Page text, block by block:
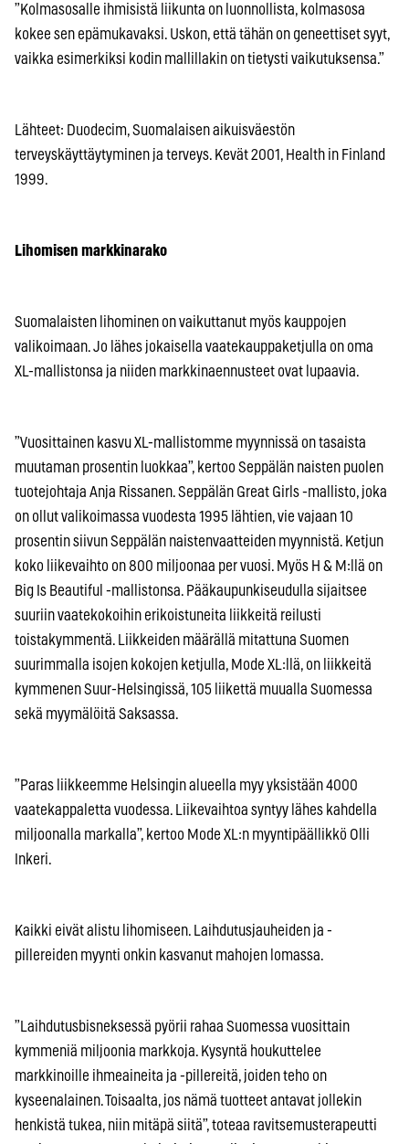
”Kolmasosalle ihmisistä liikunta on luonnollista, kolmasosa
kokee sen epämukavaksi. Uskon, että tähän on geneettiset syyt,
vaikka esimerkiksi kodin mallillakin on tietysti vaikutuksensa.”
Lähteet: Duodecim, Suomalaisen aikuisväestön
terveyskäyttäytyminen ja terveys. Kevät 2001, Health in Finland
1999.
Lihomisen markkinarako
Suomalaisten lihominen on vaikuttanut myös kauppojen
valikoimaan. Jo lähes jokaisella vaatekauppaketjulla on oma
XL-mallistonsa ja niiden markkinaennusteet ovat lupaavia.
”Vuosittainen kasvu XL-mallistomme myynnissä on tasaista
muutaman prosentin luokkaa”, kertoo Seppälän naisten puolen
tuotejohtaja Anja Rissanen. Seppälän Great Girls -mallisto, joka
on ollut valikoimassa vuodesta 1995 lähtien, vie vajaan 10
prosentin siivun Seppälän naistenvaatteiden myynnistä. Ketjun
koko liikevaihto on 800 miljoonaa per vuosi. Myös H & M:llä on
Big Is Beautiful -mallistonsa. Pääkaupunkiseudulla sijaitsee
suuriin vaatekokoihin erikoistuneita liikkeitä reilusti
toistakymmentä. Liikkeiden määrällä mitattuna Suomen
suurimmalla isojen kokojen ketjulla, Mode XL:llä, on liikkeitä
kymmenen Suur-Helsingissä, 105 liikettä muualla Suomessa
sekä myymälöitä Saksassa.
”Paras liikkeemme Helsingin alueella myy yksistään 4000
vaatekappaletta vuodessa. Liikevaihtoa syntyy lähes kahdella
miljoonalla markalla”, kertoo Mode XL:n myyntipäällikkö Olli
Inkeri.
Kaikki eivät alistu lihomiseen. Laihdutusjauheiden ja -
pillereiden myynti onkin kasvanut mahojen lomassa.
”Laihdutusbisneksessä pyörii rahaa Suomessa vuosittain
kymmeniä miljoonia markkoja. Kysyntä houkuttelee
markkinoille ihmeaineita ja -pillereitä, joiden teho on
kyseenalainen. Toisaalta, jos nämä tuotteet antavat jollekin
henkistä tukea, niin mitäpä siitä”, toteaa ravitsemusterapeutti